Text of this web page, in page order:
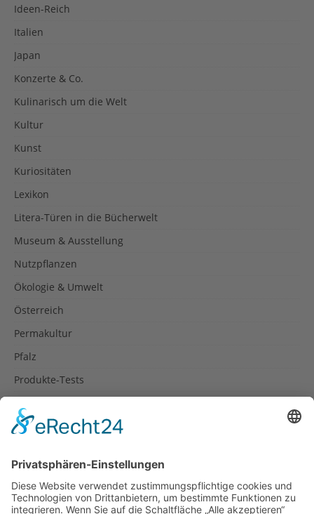
Ideen-Reich
Italien
Japan
Konzerte & Co.
Kulinarisch um die Welt
Kultur
Kunst
Kuriositäten
Lexikon
Litera-Türen in die Bücherwelt
Museum & Ausstellung
Nutzpflanzen
Ökologie & Umwelt
Österreich
Permakultur
Pfalz
Produkte-Tests
Rezepte
Spanien
Südtirol